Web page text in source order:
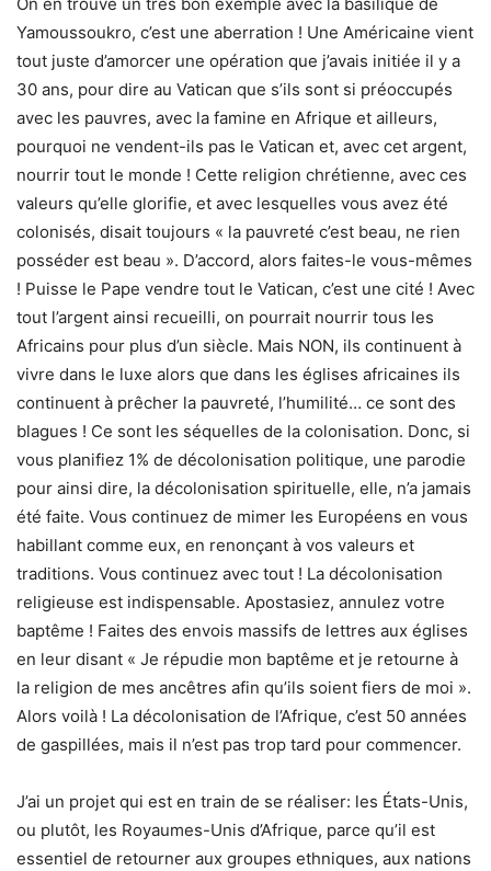
Yamoussoukro, c’est une aberration ! Une Américaine vient
tout juste d’amorcer une opération que j’avais initiée il y a
30 ans, pour dire au Vatican que s’ils sont si préoccupés
avec les pauvres, avec la famine en Afrique et ailleurs,
pourquoi ne vendent-ils pas le Vatican et, avec cet argent,
nourrir tout le monde ! Cette religion chrétienne, avec ces
valeurs qu’elle glorifie, et avec lesquelles vous avez été
colonisés, disait toujours « la pauvreté c’est beau, ne rien
posséder est beau ». D’accord, alors faites-le vous-mêmes
! Puisse le Pape vendre tout le Vatican, c’est une cité ! Avec
tout l’argent ainsi recueilli, on pourrait nourrir tous les
Africains pour plus d’un siècle. Mais NON, ils continuent à
vivre dans le luxe alors que dans les églises africaines ils
continuent à prêcher la pauvreté, l’humilité… ce sont des
blagues ! Ce sont les séquelles de la colonisation. Donc, si
vous planifiez 1% de décolonisation politique, une parodie
pour ainsi dire, la décolonisation spirituelle, elle, n’a jamais
été faite. Vous continuez de mimer les Européens en vous
habillant comme eux, en renonçant à vos valeurs et
traditions. Vous continuez avec tout ! La décolonisation
religieuse est indispensable. Apostasiez, annulez votre
baptême ! Faites des envois massifs de lettres aux églises
en leur disant « Je répudie mon baptême et je retourne à
la religion de mes ancêtres afin qu’ils soient fiers de moi ».
Alors voilà ! La décolonisation de l’Afrique, c’est 50 années
de gaspillées, mais il n’est pas trop tard pour commencer.
J’ai un projet qui est en train de se réaliser: les États-Unis,
ou plutôt, les Royaumes-Unis d’Afrique, parce qu’il est
essentiel de retourner aux groupes ethniques, aux nations